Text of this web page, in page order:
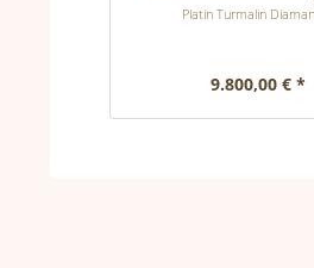
Platin Turmalin
9.800,00 € *